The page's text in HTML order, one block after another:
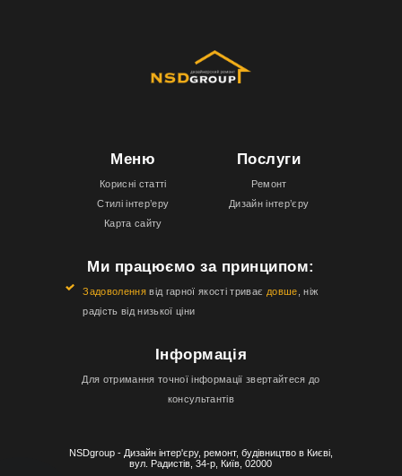
NSDgroup - Дизайн інтер'єру, ремонт, будівництво в Києві,
вул. Радистів, 34-р, Київ, 02000
Меню
Корисні статті
Стилі інтер’еру
Карта сайту
Послуги
Ремонт
Дизайн інтер’єру
Ми працюємо за принципом:
Задоволення від гарної якості триває довше , ніж
радість від низької ціни
Інформація
Для отримання точної інформації звертайтеся до
консультантів